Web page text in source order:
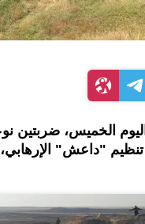
الخميس، ضربتين
تنظيم "داعش"